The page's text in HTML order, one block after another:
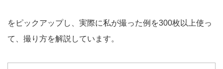
をピックアップし、実際に私が撮った例を300枚以上使っ
て、撮り方を解説しています。